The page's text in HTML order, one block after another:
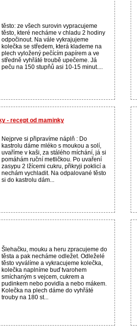
těsto: ze všech surovin vypracujeme
těsto, které necháme v chladu 2 hodiny
odpočinout. Na vále vykrajujeme
kolečka se středem, která klademe na
plech vyložený pečícím papírem a ve
středně vyhřáté troubě upečeme. Já
peču na 150 stupňů asi 10-15 minut....
- recept od maminky
Nejprve si připravíme náplň : Do
kastrolu dáme mléko s moukou a solí,
uvaříme v kaši, za stálého míchání, já si
pomáhám ruční metličkou. Po uvaření
zasypu 2 lžícemi cukru, přikryji poklicí a
nechám vychladit. Na odpalované těsto
si do kastrolu dám...
Šlehačku, mouku a heru zpracujeme do
těsta a pak necháme odležet. Odleželé
těsto vyválíme a vykracujeme kolečka,
kolečka naplníme buď tvarohem
smíchaným s vejcem, cukrem a
pudinkem nebo povidla a nebo mákem.
Kolečka na plech dáme do vyhřáté
trouby na 180 st...